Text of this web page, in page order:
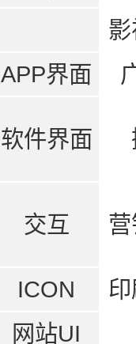
APP界面
软件界面
交互
ICON
网站UI